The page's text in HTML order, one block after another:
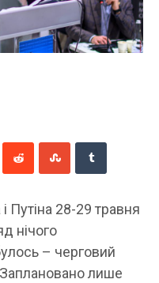
Путіна 28-29 травня
нічого
– черговий
лише